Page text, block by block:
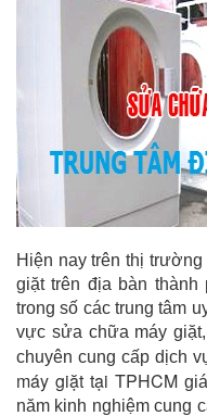
Hiện nay trên thị
giặt trên địa bàn
trong số các trung tâm
vực sửa chữa máy
chuyên cung cấp dịch
máy giặt tại TPHCM
năm kinh nghiệm cung